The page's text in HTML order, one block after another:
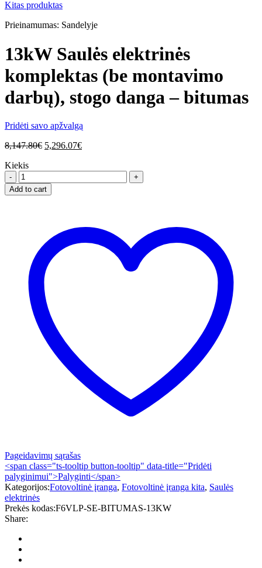
Kitas produktas
Prieinamumas: Sandelyje
13kW Saulės elektrinės
komplektas (be montavimo
darbų), stogo danga – bitumas
Pridėti savo apžvalgą
8,147.80€ 5,296.07€
Kiekis
13kW
Saulės
elektrinės
danga
bitumas
quantity
Add to cart
Pageidavimų sąrašas
<span class="ts-tooltip button-tooltip" data-title="Pridėti
palyginimui">Palyginti</span>
Kategorijos:Fotovoltinė įranga, Fotovoltinė įranga kita, Saulės
elektrinės
Prekės kodas:F6VLP-SE-BITUMAS-13KW
Share: